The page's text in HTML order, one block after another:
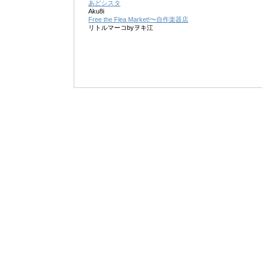
あどシスタ
Aku8i
Free the Flea Market!〜自作楽器店
リトルマーコbyヲキ江